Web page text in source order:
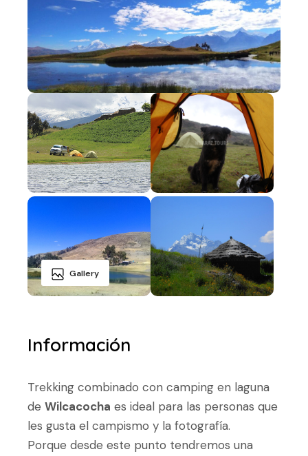
Gallery
Información
Trekking combinado con camping en laguna
de Wilcacocha es ideal para las personas que
les gusta el campismo y la fotografía.
Porque desde este punto tendremos una